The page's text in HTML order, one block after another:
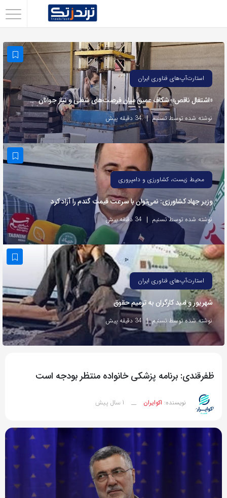
استفاده
روش‌های
زیر
می‌توانید
این
صفحه
با
دوستان
خود
به
اشتراک
بگذارید.
کپی
لینک
استارت‌آپ‌های فناوری ایران
«اشتغال ناقص»؛ شکاف عمیق میان فرصت‌های شغلی و نیاز جوانان
نوشته شده توسط تسنیم 34 دقیقه پیش
محیط زیست، کشاورزی و دامپروری
وزیر جهاد کشاورزی: نمی‌توان با سرعت قیمت گندم را آزاد کرد
نوشته شده توسط تسنیم 34 دقیقه پیش
استارت‌آپ‌های فناوری ایران
شهریور و امید کارگران به ترمیم حقوق
نوشته شده توسط تسنیم 34 دقیقه پیش
ظفرقندی: برنامه پزشکی خانواده منتظر بودجه است
نویسنده: اکوایران __ 1 سال پیش